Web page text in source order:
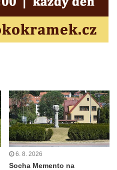
na
Římově
třídě 9.
6. 8. 2026
Socha Memento na